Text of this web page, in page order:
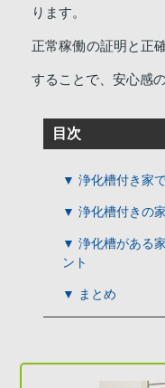
ります。
正常稼働の証明と正
することで、安心感
目次
▼ 浄化槽付き家
▼ 浄化槽付きの
▼ 浄化槽がある
ント
▼ まとめ